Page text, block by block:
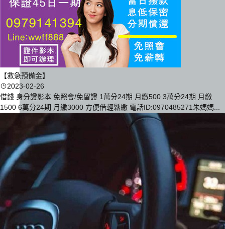
【救急預備金】
2023-02-26
借錢 身分證影本 免照會/免留證 1萬分24期 月繳500 3萬分24期 月繳
1500 6萬分24期 月繳3000 方便借輕鬆繳 電話ID:0970485271朱媽媽...